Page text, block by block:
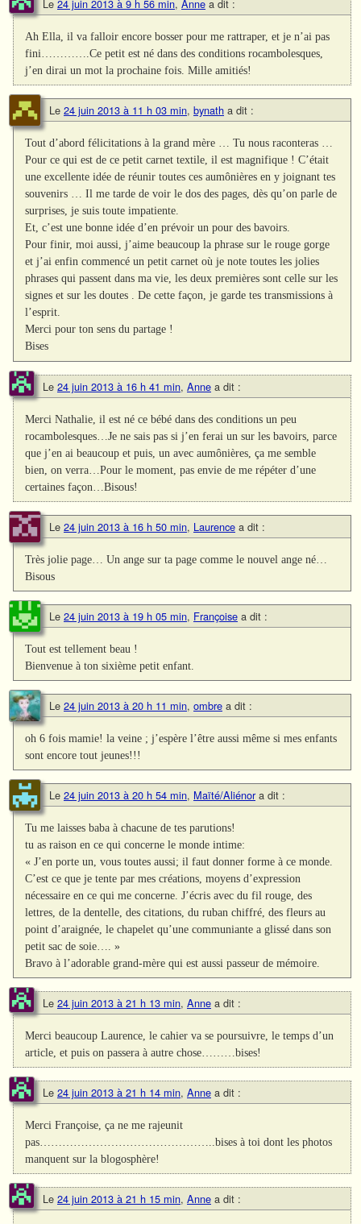
Le 24 juin 2013 à 9 h 56 min, Anne a dit :
Ah Ella, il va falloir encore bosser pour me rattraper, et je n’ai pas
fini………….Ce petit est né dans des conditions rocambolesques,
j’en dirai un mot la prochaine fois. Mille amitiés!
Le 24 juin 2013 à 11 h 03 min, bynath a dit :
Tout d’abord félicitations à la grand mère … Tu nous raconteras …
Pour ce qui est de ce petit carnet textile, il est magnifique ! C’était
une excellente idée de réunir toutes ces aumônières en y joignant tes
souvenirs … Il me tarde de voir le dos des pages, dès qu’on parle de
surprises, je suis toute impatiente.
Et, c’est une bonne idée d’en prévoir un pour des bavoirs.
Pour finir, moi aussi, j’aime beaucoup la phrase sur le rouge gorge
et j’ai enfin commencé un petit carnet où je note toutes les jolies
phrases qui passent dans ma vie, les deux premières sont celle sur les
signes et sur les doutes . De cette façon, je garde tes transmissions à
l’esprit.
Merci pour ton sens du partage !
Bises
Le 24 juin 2013 à 16 h 41 min, Anne a dit :
Merci Nathalie, il est né ce bébé dans des conditions un peu
rocambolesques…Je ne sais pas si j’en ferai un sur les bavoirs, parce
que j’en ai beaucoup et puis, un avec aumônières, ça me semble
bien, on verra…Pour le moment, pas envie de me répéter d’une
certaines façon…Bisous!
Le 24 juin 2013 à 16 h 50 min, Laurence a dit :
Très jolie page… Un ange sur ta page comme le nouvel ange né…
Bisous
Le 24 juin 2013 à 19 h 05 min, Françoise a dit :
Tout est tellement beau !
Bienvenue à ton sixième petit enfant.
Le 24 juin 2013 à 20 h 11 min, ombre a dit :
oh 6 fois mamie! la veine ; j’espère l’être aussi même si mes enfants
sont encore tout jeunes!!!
Le 24 juin 2013 à 20 h 54 min, Maïté/Aliénor a dit :
Tu me laisses baba à chacune de tes parutions!
tu as raison en ce qui concerne le monde intime:
« J’en porte un, vous toutes aussi; il faut donner forme à ce monde.
C’est ce que je tente par mes créations, moyens d’expression
nécessaire en ce qui me concerne. J’écris avec du fil rouge, des
lettres, de la dentelle, des citations, du ruban chiffré, des fleurs au
point d’araignée, le chapelet qu’une communiante a glissé dans son
petit sac de soie…. »
Bravo à l’adorable grand-mère qui est aussi passeur de mémoire.
Le 24 juin 2013 à 21 h 13 min, Anne a dit :
Merci beaucoup Laurence, le cahier va se poursuivre, le temps d’un
article, et puis on passera à autre chose………bises!
Le 24 juin 2013 à 21 h 14 min, Anne a dit :
Merci Françoise, ça ne me rajeunit
pas………………………………………..bises à toi dont les photos
manquent sur la blogosphère!
Le 24 juin 2013 à 21 h 15 min, Anne a dit :